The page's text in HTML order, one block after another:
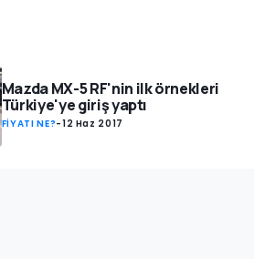
Mazda MX-5 RF'nin ilk örnekleri
Türkiye'ye giriş yaptı
FİYATI NE?-12 Haz 2017